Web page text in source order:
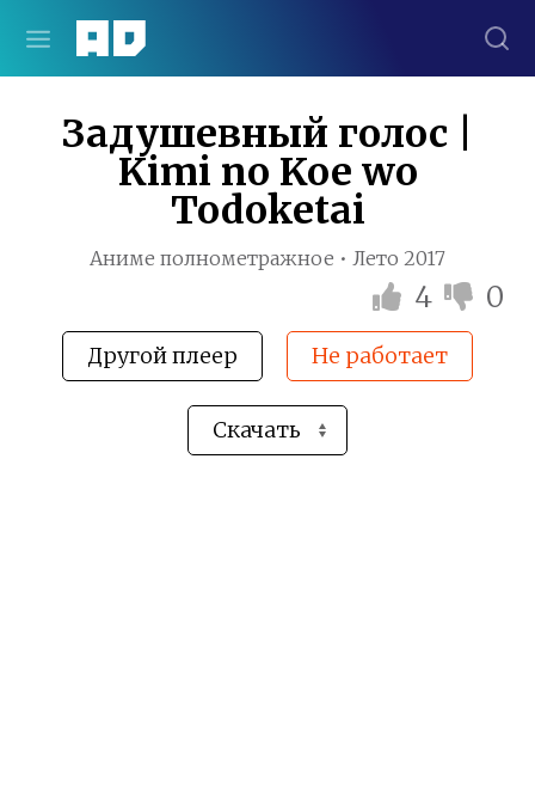
Задушевный голос |
Kimi no Koe wo
Todoketai
Аниме полнометражное • Лето 2017
4 0
Другой плеер Не работает